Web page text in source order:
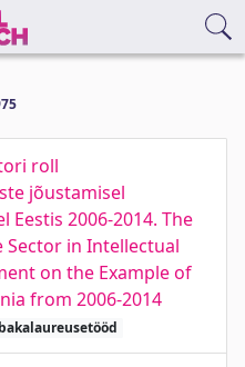
roll
jõustamisel
2006-2014. The
Sector in Intellectual
on the Example of
from 2006-2014
bakalaureusetööd